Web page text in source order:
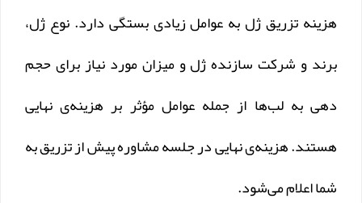
هزینه تزریق ژل به عوامل زیادی بستگی دارد. نوع ژل،
برند و شرکت سازنده ژل و میزان مورد نیاز برای حجم
دهی به لب‌ها از جمله عوامل مؤثر بر هزینه‌ی نهایی
هستند. هزینه‌ی نهایی در جلسه مشاوره پیش از تزریق به
شما اعلام می‌شود.